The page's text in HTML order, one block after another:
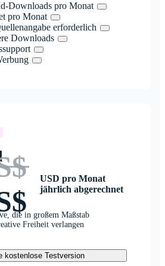
Downloads pro Monat
pro Monat
erforderlich
Downloads
USD pro Monat
jährlich abgerechnet
die in großem Maßstab
Freiheit verlangen
kostenlose Testversion